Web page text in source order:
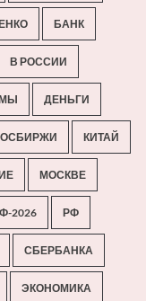
БАНК
В РОССИИ
ДЕНЬГИ
КИТАЙ
МОСКВЕ
2026 РФ
СБЕРБАНКА
ЭКОНОМИКА